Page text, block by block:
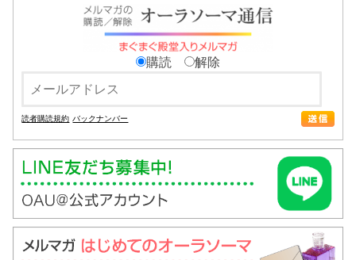
購読 解除
読者購読規約 バックナンバー